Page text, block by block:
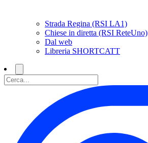
Strada Regina (RSI LA1)
Chiese in diretta (RSI ReteUno)
Dal web
Libreria SHORTCATT